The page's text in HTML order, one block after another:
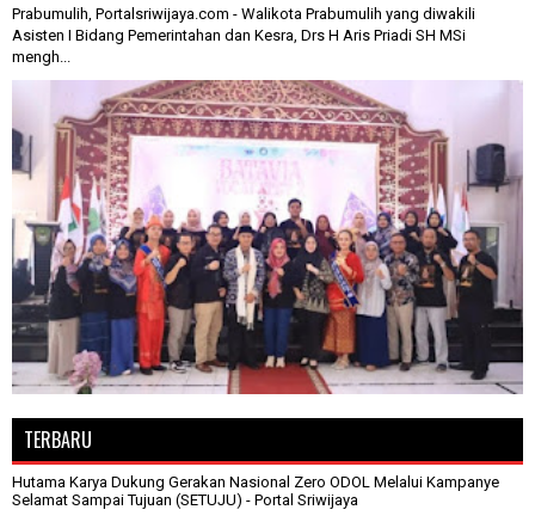
Prabumulih, Portalsriwijaya.com - Walikota Prabumulih yang diwakili
Asisten I Bidang Pemerintahan dan Kesra, Drs H Aris Priadi SH MSi
mengh...
TERBARU
Hutama Karya Dukung Gerakan Nasional Zero ODOL Melalui Kampanye
Selamat Sampai Tujuan (SETUJU) - Portal Sriwijaya